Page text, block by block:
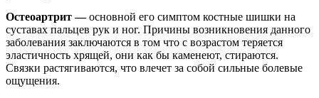
Остеоартрит —основной его симптом костные шишки на
суставах пальцев рук и ног. Причины возникновения данного
заболевания заключаются в том что с возрастом теряется
эластичность хрящей, они как бы каменеют, стираются.
Связки растягиваются, что влечет за собой сильные болевые
ощущения.